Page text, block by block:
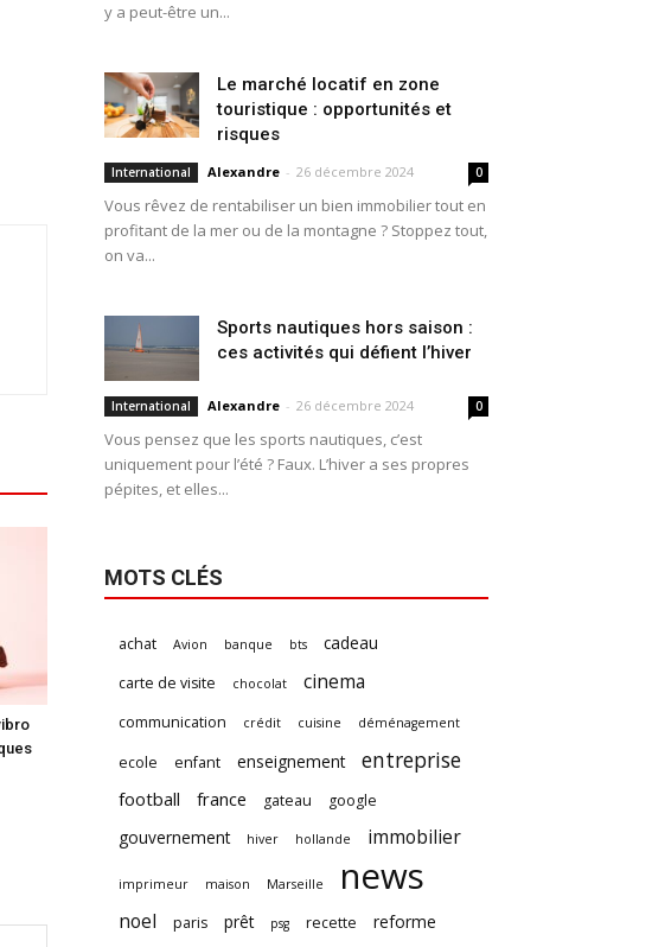
y a peut-être un...
Le marché locatif en zone
touristique : opportunités et
risques
International Alexandre - 26 décembre 2024 0
Vous rêvez de rentabiliser un bien immobilier tout en
profitant de la mer ou de la montagne ? Stoppez tout,
on va...
Sports nautiques hors saison :
ces activités qui défient l’hiver
International Alexandre - 26 décembre 2024 0
Vous pensez que les sports nautiques, c’est
uniquement pour l’été ? Faux. L’hiver a ses propres
pépites, et elles...
MOTS CLÉS
achat Avion banque bts cadeau
carte de visite chocolat cinema
communication crédit cuisine déménagement
ecole enfant enseignement entreprise
football france gateau google
gouvernement hiver hollande immobilier
imprimeur maison Marseille news
noel paris prêt psg recette reforme